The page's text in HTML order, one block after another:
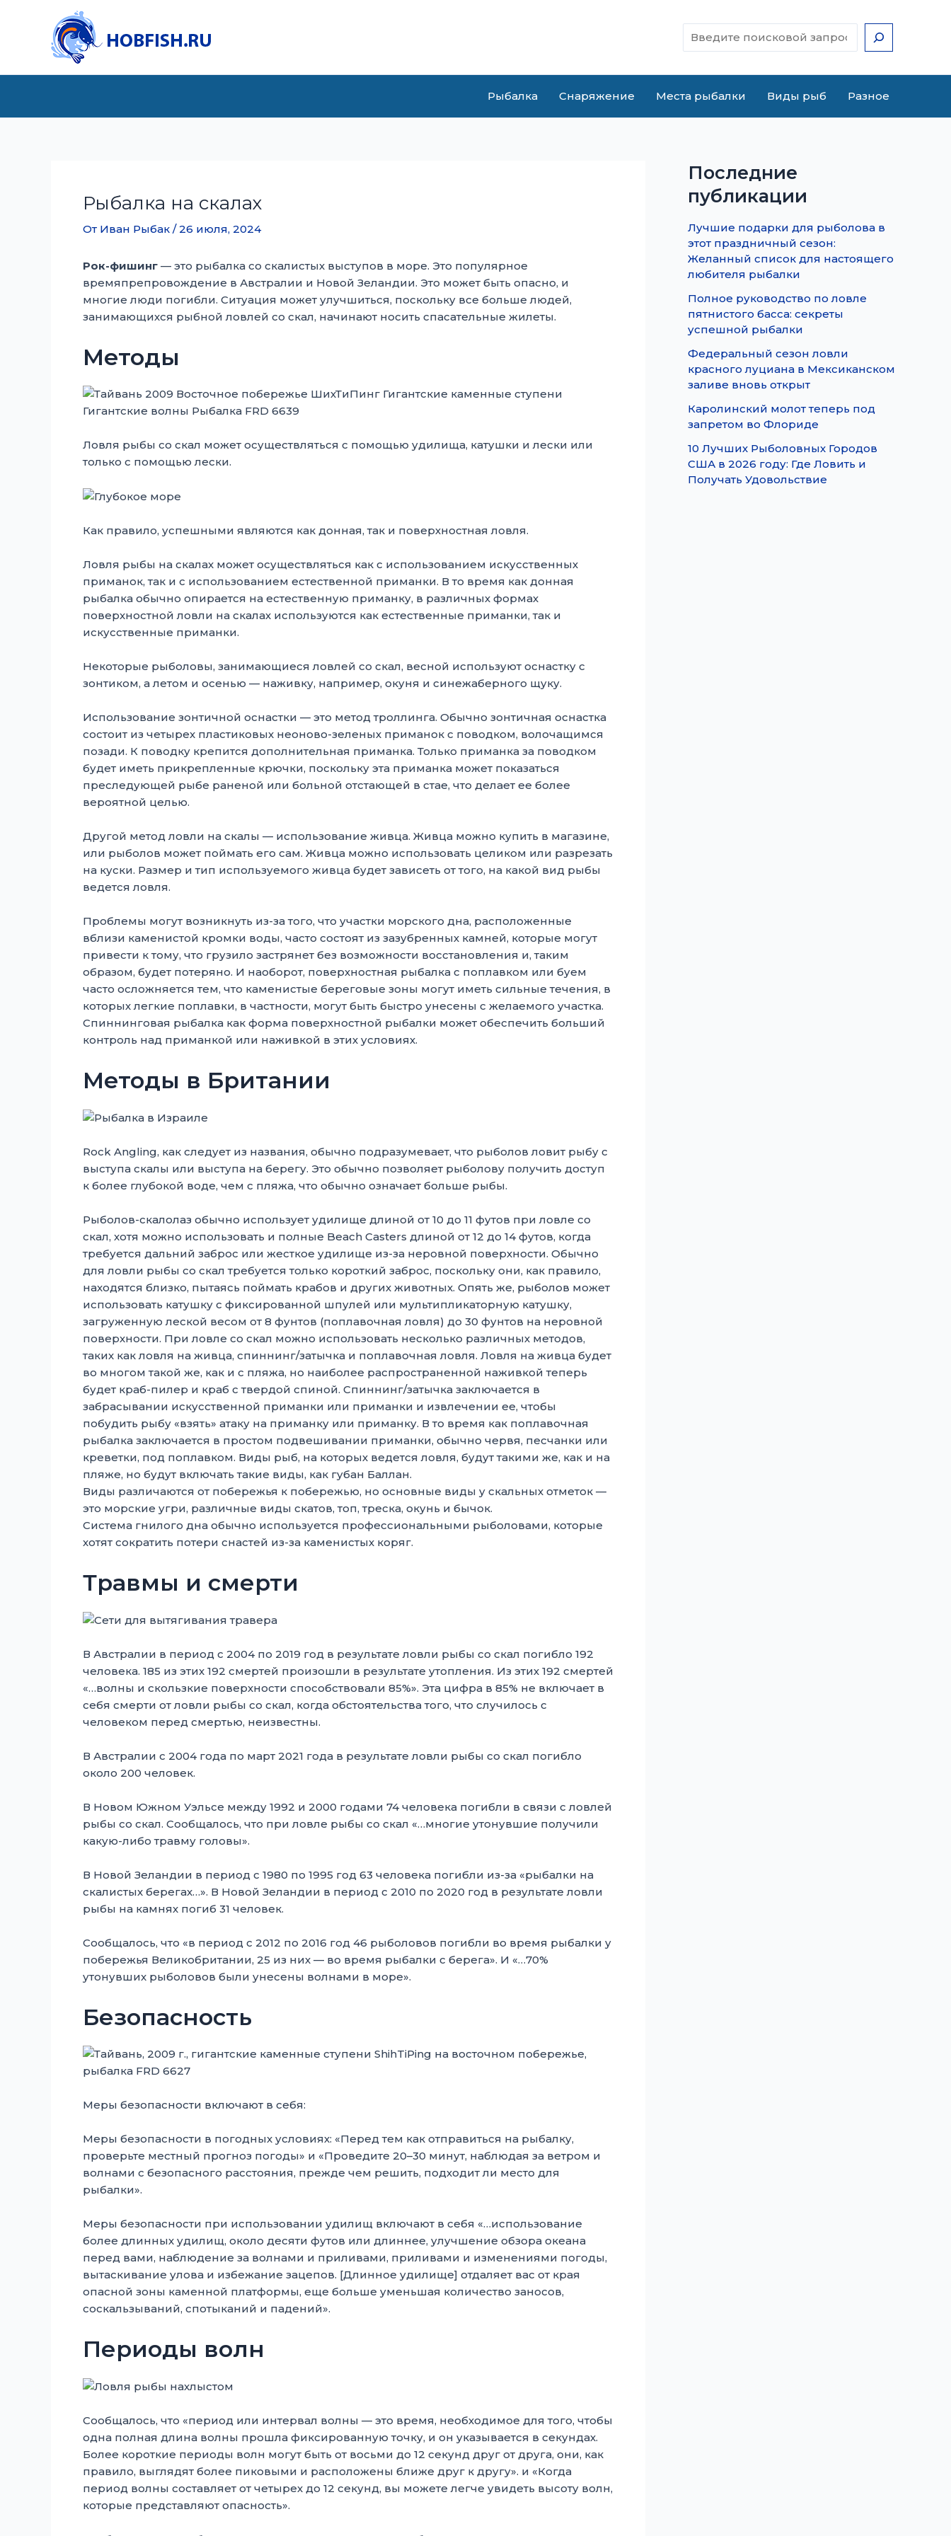
содержимому
Рыбалка Снаряжение Места рыбалки Виды рыб Разное
Рыбалка на скалах
От Иван Рыбак /26 июля, 2024
Рок-фишинг — это рыбалка со скалистых выступов в море. Это популярное
времяпрепровождение в Австралии и Новой Зеландии. Это может быть опасно, и
многие люди погибли. Ситуация может улучшиться, поскольку все больше людей,
занимающихся рыбной ловлей со скал, начинают носить спасательные жилеты.
Методы
Ловля рыбы со скал может осуществляться с помощью удилища, катушки и лески или
только с помощью лески.
Как правило, успешными являются как донная, так и поверхностная ловля.
Ловля рыбы на скалах может осуществляться как с использованием искусственных
приманок, так и с использованием естественной приманки. В то время как донная
рыбалка обычно опирается на естественную приманку, в различных формах
поверхностной ловли на скалах используются как естественные приманки, так и
искусственные приманки.
Некоторые рыболовы, занимающиеся ловлей со скал, весной используют оснастку с
зонтиком, а летом и осенью — наживку, например, окуня и синежаберного щуку.
Использование зонтичной оснастки — это метод троллинга. Обычно зонтичная оснастка
состоит из четырех пластиковых неоново-зеленых приманок с поводком, волочащимся
позади. К поводку крепится дополнительная приманка. Только приманка за поводком
будет иметь прикрепленные крючки, поскольку эта приманка может показаться
преследующей рыбе раненой или больной отстающей в стае, что делает ее более
вероятной целью.
Другой метод ловли на скалы — использование живца. Живца можно купить в магазине,
или рыболов может поймать его сам. Живца можно использовать целиком или разрезать
на куски. Размер и тип используемого живца будет зависеть от того, на какой вид рыбы
ведется ловля.
Проблемы могут возникнуть из-за того, что участки морского дна, расположенные
вблизи каменистой кромки воды, часто состоят из зазубренных камней, которые могут
привести к тому, что грузило застрянет без возможности восстановления и, таким
образом, будет потеряно. И наоборот, поверхностная рыбалка с поплавком или буем
часто осложняется тем, что каменистые береговые зоны могут иметь сильные течения, в
которых легкие поплавки, в частности, могут быть быстро унесены с желаемого участка.
Спиннинговая рыбалка как форма поверхностной рыбалки может обеспечить больший
контроль над приманкой или наживкой в ​​этих условиях.
Методы в Британии
Rock Angling, как следует из названия, обычно подразумевает, что рыболов ловит рыбу с
выступа скалы или выступа на берегу. Это обычно позволяет рыболову получить доступ
к более глубокой воде, чем с пляжа, что обычно означает больше рыбы.
Рыболов-скалолаз обычно использует удилище длиной от 10 до 11 футов при ловле со
скал, хотя можно использовать и полные Beach Casters длиной от 12 до 14 футов, когда
требуется дальний заброс или жесткое удилище из-за неровной поверхности. Обычно
для ловли рыбы со скал требуется только короткий заброс, поскольку они, как правило,
находятся близко, пытаясь поймать крабов и других животных. Опять же, рыболов может
использовать катушку с фиксированной шпулей или мультипликаторную катушку,
загруженную леской весом от 8 фунтов (поплавочная ловля) до 30 фунтов на неровной
поверхности. При ловле со скал можно использовать несколько различных методов,
таких как ловля на живца, спиннинг/затычка и поплавочная ловля. Ловля на живца будет
во многом такой же, как и с пляжа, но наиболее распространенной наживкой теперь
будет краб-пилер и краб с твердой спиной. Спиннинг/затычка заключается в
забрасывании искусственной приманки или приманки и извлечении ее, чтобы
побудить рыбу «взять» атаку на приманку или приманку. В то время как поплавочная
рыбалка заключается в простом подвешивании приманки, обычно червя, песчанки или
креветки, под поплавком. Виды рыб, на которых ведется ловля, будут такими же, как и на
пляже, но будут включать такие виды, как губан Баллан.
Виды различаются от побережья к побережью, но основные виды у скальных отметок —
это морские угри, различные виды скатов, топ, треска, окунь и бычок.
Система гнилого дна обычно используется профессиональными рыболовами, которые
хотят сократить потери снастей из-за каменистых коряг.
Травмы и смерти
В Австралии в период с 2004 по 2019 год в результате ловли рыбы со скал погибло 192
человека. 185 из этих 192 смертей произошли в результате утопления. Из этих 192 смертей
«…волны и скользкие поверхности способствовали 85%». Эта цифра в 85% не включает в
себя смерти от ловли рыбы со скал, когда обстоятельства того, что случилось с
человеком перед смертью, неизвестны.
В Австралии с 2004 года по март 2021 года в результате ловли рыбы со скал погибло
около 200 человек.
В Новом Южном Уэльсе между 1992 и 2000 годами 74 человека погибли в связи с ловлей
рыбы со скал. Сообщалось, что при ловле рыбы со скал «…многие утонувшие получили
какую-либо травму головы».
В Новой Зеландии в период с 1980 по 1995 год 63 человека погибли из-за «рыбалки на
скалистых берегах…». В Новой Зеландии в период с 2010 по 2020 год в результате ловли
рыбы на камнях погиб 31 человек.
Сообщалось, что «в период с 2012 по 2016 год 46 рыболовов погибли во время рыбалки у
побережья Великобритании, 25 из них — во время рыбалки с берега». И «…70%
утонувших рыболовов были унесены волнами в море».
Безопасность
Меры безопасности включают в себя:
Меры безопасности в погодных условиях: «Перед тем как отправиться на рыбалку,
проверьте местный прогноз погоды» и «Проведите 20–30 минут, наблюдая за ветром и
волнами с безопасного расстояния, прежде чем решить, подходит ли место для
рыбалки».
Меры безопасности при использовании удилищ включают в себя «…использование
более длинных удилищ, около десяти футов или длиннее, улучшение обзора океана
перед вами, наблюдение за волнами и приливами, приливами и изменениями погоды,
вытаскивание улова и избежание зацепов. [Длинное удилище] отдаляет вас от края
опасной зоны каменной платформы, еще больше уменьшая количество заносов,
соскальзываний, спотыканий и падений».
Периоды волн
Сообщалось, что «период или интервал волны — это время, необходимое для того, чтобы
одна полная длина волны прошла фиксированную точку, и он указывается в секундах.
Более короткие периоды волн могут быть от восьми до 12 секунд друг от друга, они, как
правило, выглядят более пиковыми и расположены ближе друг к другу». и «Когда
период волны составляет от четырех до 12 секунд, вы можете легче увидеть высоту волн,
которые представляют опасность».
Последние
публикации
Лучшие подарки для рыболова в
этот праздничный сезон:
Желанный список для настоящего
любителя рыбалки
Полное руководство по ловле
пятнистого басса: секреты
успешной рыбалки
Федеральный сезон ловли
красного луциана в Мексиканском
заливе вновь открыт
Каролинский молот теперь под
запретом во Флориде
10 Лучших Рыболовных Городов
США в 2026 году: Где Ловить и
Получать Удовольствие